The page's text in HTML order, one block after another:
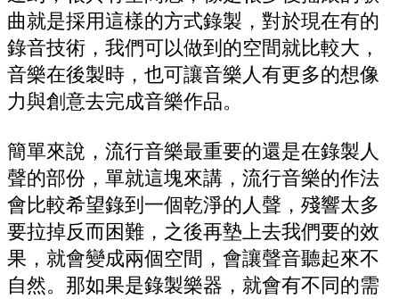
曲就是採用這樣的方式錄製，對於現在有的
錄音技術，我們可以做到的空間就比較大，
音樂在後製時，也可讓音樂人有更多的想像
力與創意去完成音樂作品。
簡單來說，流行音樂最重要的還是在錄製人
聲的部份，單就這塊來講，流行音樂的作法
會比較希望錄到一個乾淨的人聲，殘響太多
要拉掉反而困難，之後再墊上去我們要的效
果，就會變成兩個空間，會讓聲音聽起來不
自然。 那如果是錄製樂器，就會有不同的需